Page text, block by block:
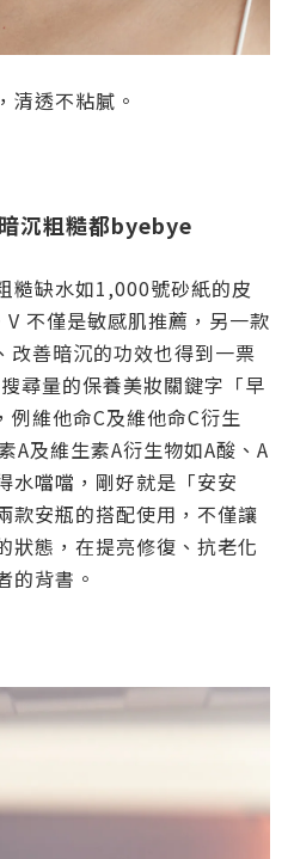
透不粘膩。
沉粗糙都byebye
糙缺水如1,000號砂紙的皮
不僅是敏感肌推薦，另一款
改善暗沉的功效也得到一票
尋量的保養美妝關鍵字「早
例維他命C及維他命C衍生
A及維生素A衍生物如A酸、A
水噹噹，剛好就是「安安
款安瓶的搭配使用，不僅讓
狀態，在提亮修復、抗老化
的背書。